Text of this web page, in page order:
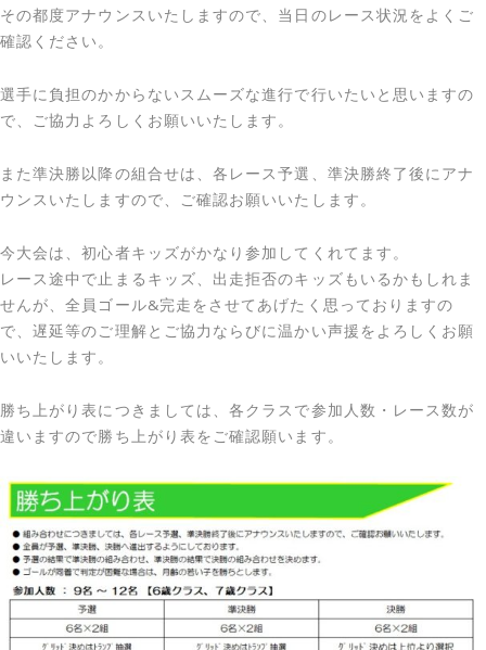
その都度アナウンスいたしますので、当日のレース状況をよくご
確認ください。
選手に負担のかからないスムーズな進行で行いたいと思いますの
で、ご協力よろしくお願いいたします。
また準決勝以降の組合せは、各レース予選、準決勝終了後にアナ
ウンスいたしますので、ご確認お願いいたします。
今大会は、初心者キッズがかなり参加してくれてます。
レース途中で止まるキッズ、出走拒否のキッズもいるかもしれま
せんが、全員ゴール&完走をさせてあげたく思っておりますの
で、遅延等のご理解とご協力ならびに温かい声援をよろしくお願
いいたします。
勝ち上がり表につきましては、各クラスで参加人数・レース数が
違いますので勝ち上がり表をご確認願います。